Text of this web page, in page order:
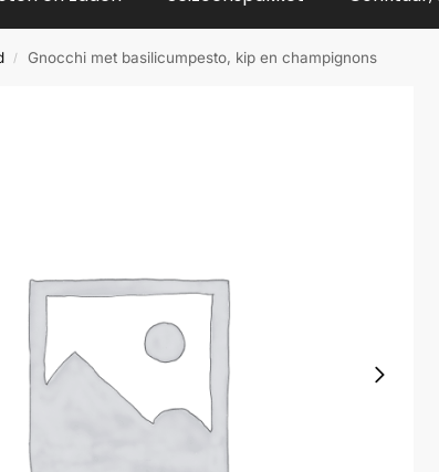
/ Gnocchi met basilicumpesto, kip en champignons